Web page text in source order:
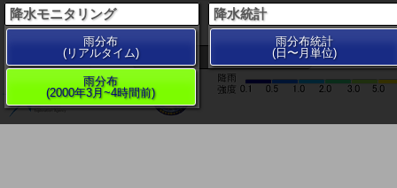
200 km
降水モニタリング
雨分布
(リアルタイム)
雨分布
(2000年3月~4時間前)
降水統計
雨分布統計
(日〜月単位)